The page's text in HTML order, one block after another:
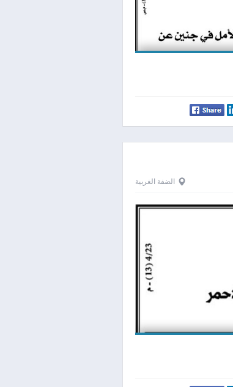
الضفة الغربية